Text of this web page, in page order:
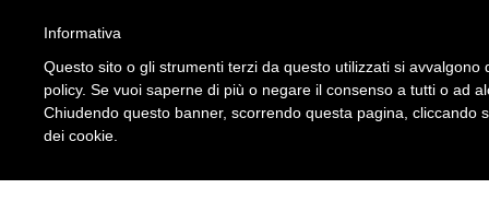
Informativa
Questo sito o gli strumenti terzi da questo utilizzati si
policy. Se vuoi saperne di più o negare il consenso a tutti o ad
Chiudendo questo banner, scorrendo questa pagina, cliccando
dei cookie.